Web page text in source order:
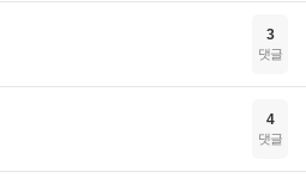
3
댓글
4
댓글